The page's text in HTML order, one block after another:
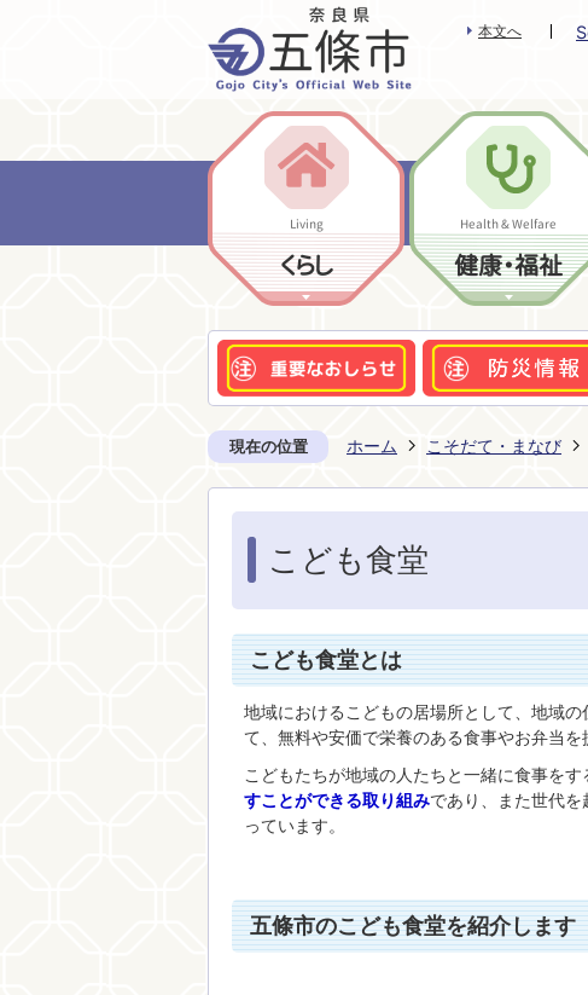
本文へ
Living
くらし
Health & Welfare
健康・福祉
現在の位置 ホーム こそだて・まなび
こども食堂
こども食堂とは
地域におけるこどもの居場所として、地域
て、無料や安価で栄養のある食事やお弁当を
こどもたちが地域の人たちと一緒に食事をす
すことができる取り組みであり、また世代
っています。
五條市のこども食堂を紹介します